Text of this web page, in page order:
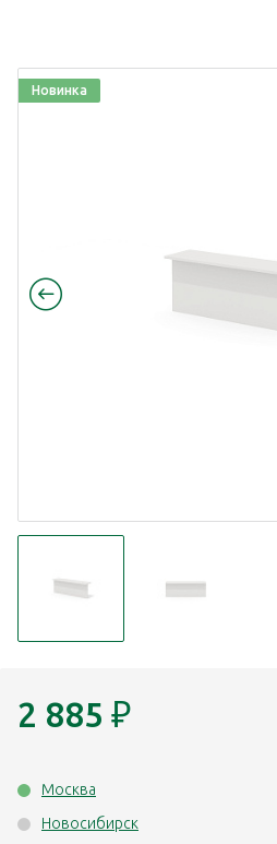
Новинка
2 885 ₽
Москва
Новосибирск